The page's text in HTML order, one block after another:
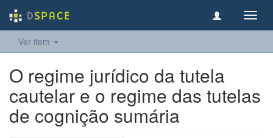
Ver item
O regime jurídico da tutela
cautelar e o regime das tutelas
de cognição sumária